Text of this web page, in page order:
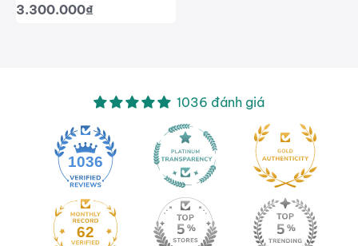
Giá giảm
3.300.000₫
1036 đánh giá
1036
62